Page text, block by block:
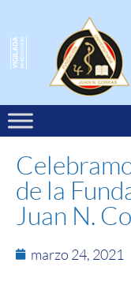
de la
Juan N.
marzo 24, 2021